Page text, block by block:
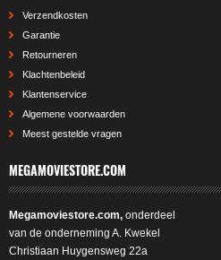
Verzendkosten
Garantie
Retourneren
Klachtenbeleid
Klantenservice
Algemene voorwaarden
Meest gestelde vragen
MEGAMOVIESTORE.COM
Megamoviestore.com, onderdeel
van de onderneming A. Kwekel
Christiaan Huygensweg 22a